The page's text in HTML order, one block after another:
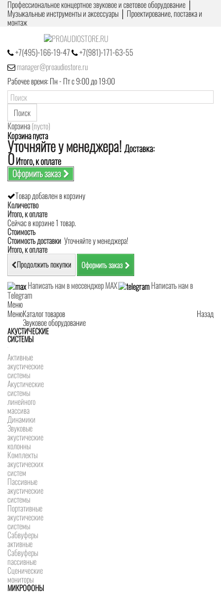
Профессиональное концертное звуковое и световое оборудование │
Музыкальные инструменты и аксессуары │ Проектирование, поставка и
монтаж
+7(495)-166-19-47
+7(981)-171-63-55
manager@proaudiostore.ru
Рабочее время: Пн - Пт с 9:00 до 19:00
Поиск
Корзина(пусто)
Корзина пуста
Уточняйте у менеджера! Доставка:
0Итого, к оплате
Оформить заказ
Товар добавлен в корзину
Количество
Итого, к оплате
Сейчас в корзине 1 товар.
Стоимость
Стоимость доставки Уточняйте у менеджера!
Итого, к оплате
Продолжить покупки Оформить заказ
Написать нам в мессенджер MAX
Написать нам в
Telegram
Меню
Меню Назад
Каталог товаров
Звуковое оборудование
АКУСТИЧЕСКИЕ
СИСТЕМЫ
Активные
акустические
системы
Акустические
системы
линейного
массива
Динамики
Звуковые
акустические
колонны
Комплекты
акустических
систем
Пассивные
акустические
системы
Портативные
акустические
системы
Сабвуферы
активные
Сабвуферы
пассивные
Сценические
мониторы
МИКРОФОНЫ